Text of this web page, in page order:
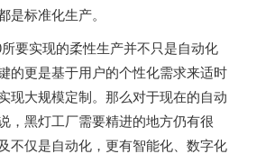
是标准化生产。
要实现的柔性生产并不只是自动化
的更是基于用户的个性化需求来适时
现大规模定制。那么对于现在的自动
，黑灯工厂需要精进的地方仍有很
不仅是自动化，更有智能化、数字化